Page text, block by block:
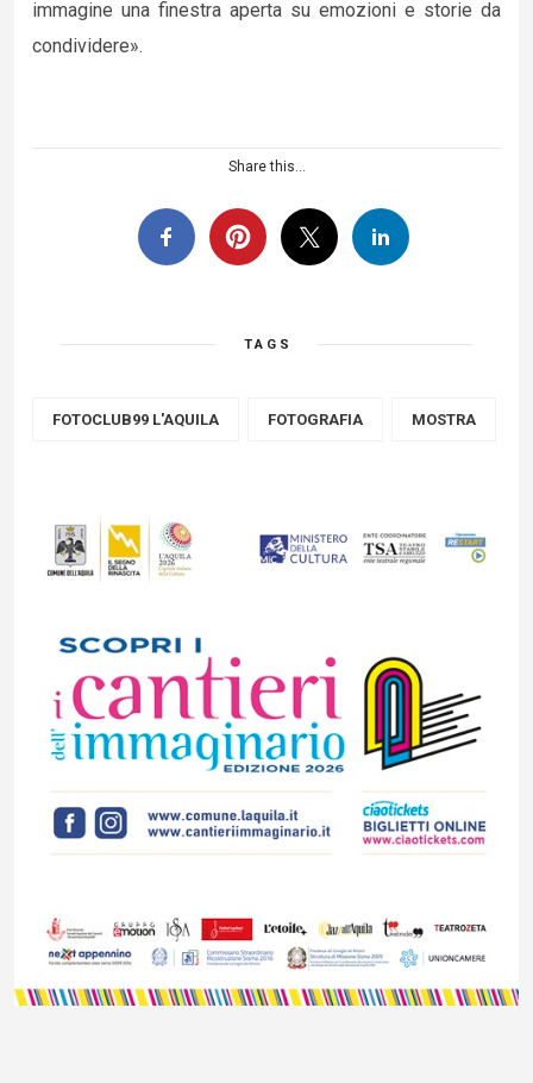
immagine una finestra aperta su emozioni e storie da
condividere».
Share this...
TAGS
FOTOCLUB99 L'AQUILA FOTOGRAFIA MOSTRA